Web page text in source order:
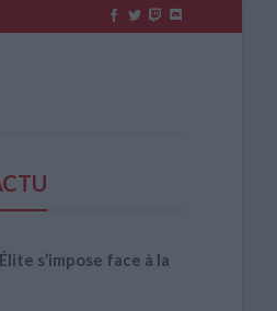
s’impose face à la